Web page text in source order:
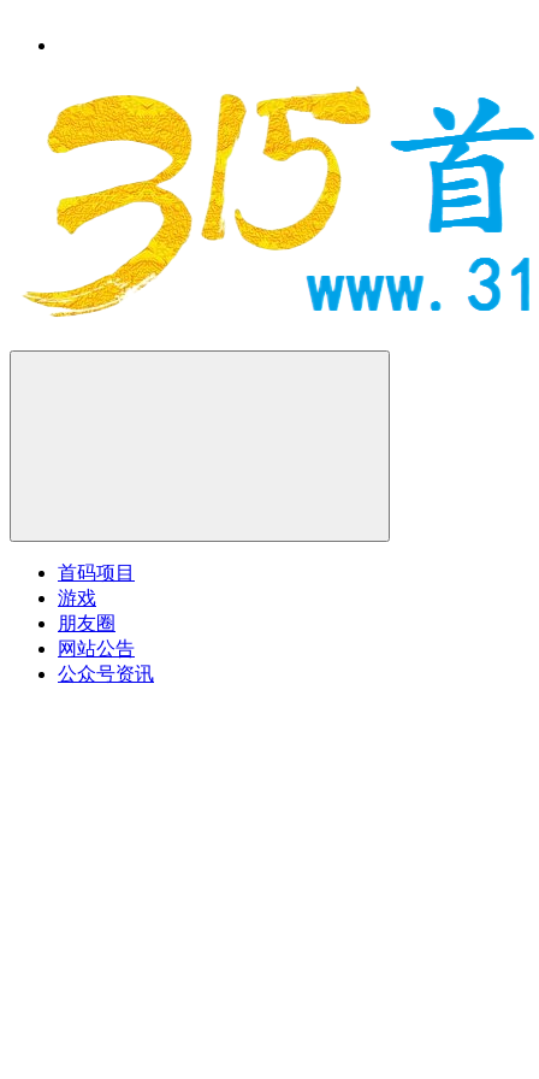
首码项目
游戏
朋友圈
网站公告
公众号资讯